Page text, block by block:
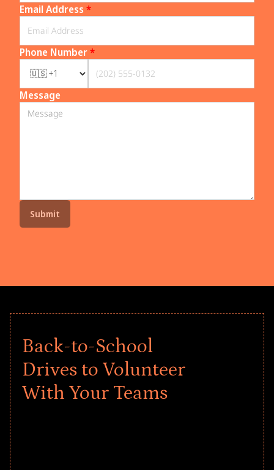
Email Address *
Phone Number*
Message
Back-to-School
Drives to Volunteer
With Your Teams